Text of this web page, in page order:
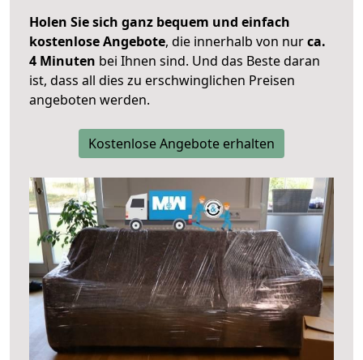
Holen Sie sich ganz bequem und einfach
kostenlose Angebote, die innerhalb von nurca.
4 Minuten bei Ihnen sind. Und das Beste daran
ist, dass all dies zu erschwinglichen Preisen
angeboten werden.
Kostenlose Angebote erhalten